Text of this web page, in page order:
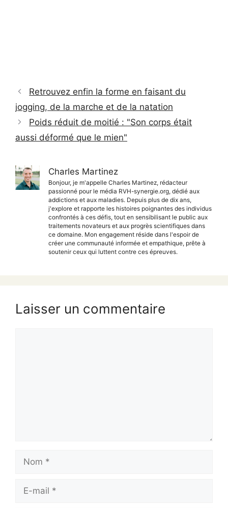
Retrouvez enfin la forme en faisant du
jogging, de la marche et de la natation
Poids réduit de moitié : "Son corps était
aussi déformé que le mien"
Charles Martinez
Bonjour, je m'appelle Charles Martinez, rédacteur
passionné pour le média RVH-synergie.org, dédié aux
addictions et aux maladies. Depuis plus de dix ans,
j'explore et rapporte les histoires poignantes des individus
confrontés à ces défis, tout en sensibilisant le public aux
traitements novateurs et aux progrès scientifiques dans
ce domaine. Mon engagement réside dans l'espoir de
créer une communauté informée et empathique, prête à
soutenir ceux qui luttent contre ces épreuves.
Laisser un commentaire
Nom